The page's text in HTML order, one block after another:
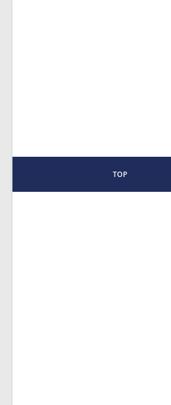
TOP